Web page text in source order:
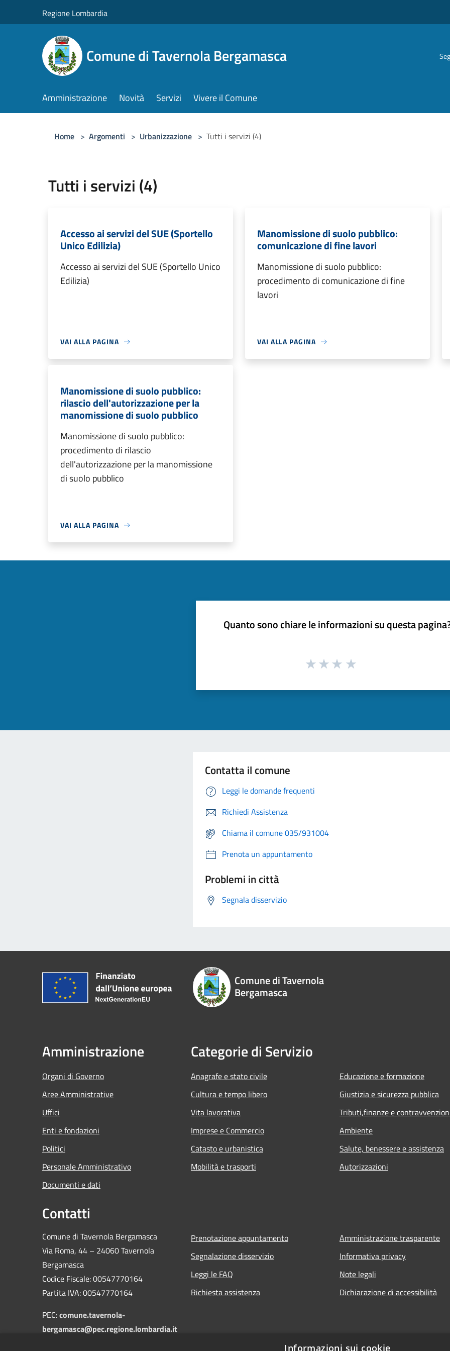
Regione Lombardia
Comune di Tavernola Bergamasca
Amministrazione Novità Servizi Vivere il Comune
Home > Argomenti > Urbanizzazione > Tutti i servizi (4)
Tutti i servizi (4)
Accesso ai servizi del SUE (Sportello
Unico Edilizia)
Accesso ai servizi del SUE (Sportello Unico
Edilizia)
VAI ALLA PAGINA
Manomissione di suolo pubblico:
comunicazione di fine lavori
Manomissione di suolo pubblico:
procedimento di comunicazione di fine
lavori
VAI ALLA PAGINA
Manomissione di suolo pubblico:
rilascio dell'autorizzazione per la
manomissione di suolo pubblico
Manomissione di suolo pubblico:
procedimento di rilascio
dell'autorizzazione per la manomissione
di suolo pubblico
VAI ALLA PAGINA
Quanto sono chiare le informazioni su questa
Contatta il comune
Leggi le domande frequenti
Richiedi Assistenza
Chiama il comune 035/931004
Prenota un appuntamento
Problemi in città
Segnala disservizio
Comune di Tavernola
Bergamasca
Amministrazione
Organi di Governo
Aree Amministrative
Uffici
Enti e fondazioni
Politici
Personale Amministrativo
Documenti e dati
Categorie di Servizio
Anagrafe e stato civile
Cultura e tempo libero
Vita lavorativa
Imprese e Commercio
Catasto e urbanistica
Mobilità e trasporti
Educazione e formazione
Giustizia e sicurezza pubblica
Tributi,finanze e
Ambiente
Salute, benessere e assistenza
Autorizzazioni
Contatti
Comune di Tavernola Bergamasca
Via Roma, 44 – 24060 Tavernola
Bergamasca
Codice Fiscale: 00547770164
Partita IVA: 00547770164
PEC:comune.tavernola-
bergamasca@pec.regione.lombardia.it
Prenotazione appuntamento
Segnalazione disservizio
Leggi le FAQ
Richiesta assistenza
Amministrazione trasparente
Informativa privacy
Note legali
Dichiarazione di accessibilità
Informazioni sui cookie